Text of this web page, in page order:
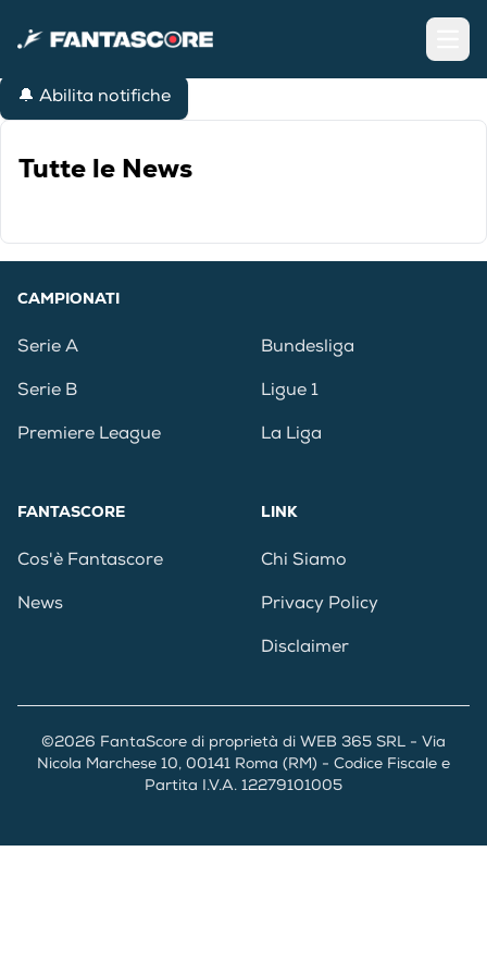
🔔 Abilita notifiche
Tutte le News
CAMPIONATI
Serie A
Serie B
Premiere League
Bundesliga
Ligue 1
La Liga
FANTASCORE
Cos'è Fantascore
News
LINK
Chi Siamo
Privacy Policy
Disclaimer
©2026 FantaScore di proprietà di WEB 365 SRL - Via
Nicola Marchese 10, 00141 Roma (RM) - Codice Fiscale e
Partita I.V.A. 12279101005